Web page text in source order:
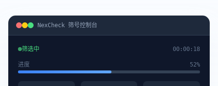
NexCheck 筛号控制台
筛选中 00:00:19
进度 53%